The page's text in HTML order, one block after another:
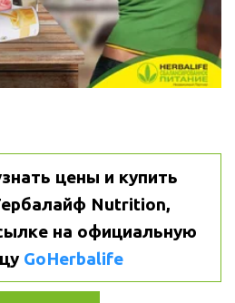
цены и купить
Nutrition,
на официальную
GoHerbalife